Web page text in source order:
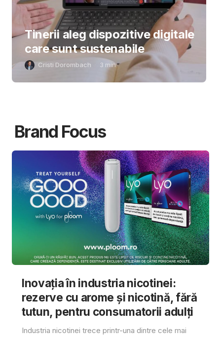
Tinerii aleg dispozitive digitale
care sunt sustenabile
Cristi Dorombach 3 min
Brand Focus
Inovația în industria nicotinei:
rezerve cu arome și nicotină, fără
tutun, pentru consumatorii adulți
Industria nicotinei trece printr-una dintre cele mai